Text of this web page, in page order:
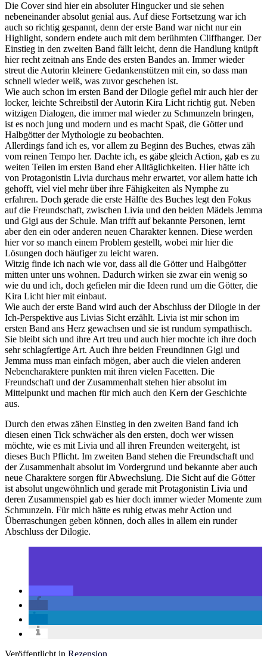
Die Cover sind hier ein absoluter Hingucker und sie sehen
nebeneinander absolut genial aus. Auf diese Fortsetzung war ich
auch so richtig gespannt, denn der erste Band war nicht nur ein
Highlight, sondern endete auch mit dem berühmten Cliffhanger. Der
Einstieg in den zweiten Band fällt leicht, denn die Handlung knüpft
hier recht zeitnah ans Ende des ersten Bandes an. Immer wieder
streut die Autorin kleinere Gedankenstützen mit ein, so dass man
schnell wieder weiß, was zuvor geschehen ist.
Wie auch schon im ersten Band der Dilogie gefiel mir auch hier der
locker, leichte Schreibstil der Autorin Kira Licht richtig gut. Neben
witzigen Dialogen, die immer mal wieder zu Schmunzeln bringen,
ist es noch jung und modern und es macht Spaß, die Götter und
Halbgötter der Mythologie zu beobachten.
Allerdings fand ich es, vor allem zu Beginn des Buches, etwas zäh
vom reinen Tempo her. Dachte ich, es gäbe gleich Action, gab es zu
weiten Teilen im ersten Band eher Alltäglichkeiten. Hier hätte ich
von Protagonistin Livia durchaus mehr erwartet, vor allem hatte ich
gehofft, viel viel mehr über ihre Fähigkeiten als Nymphe zu
erfahren. Doch gerade die erste Hälfte des Buches legt den Fokus
auf die Freundschaft, zwischen Livia und den beiden Mädels Jemma
und Gigi aus der Schule. Man trifft auf bekannte Personen, lernt
aber den ein oder anderen neuen Charakter kennen. Diese werden
hier vor so manch einem Problem gestellt, wobei mir hier die
Lösungen doch häufiger zu leicht waren.
Witzig finde ich nach wie vor, dass all die Götter und Halbgötter
mitten unter uns wohnen. Dadurch wirken sie zwar ein wenig so
wie du und ich, doch gefielen mir die Ideen rund um die Götter, die
Kira Licht hier mit einbaut.
Wie auch der erste Band wird auch der Abschluss der Dilogie in der
Ich-Perspektive aus Livias Sicht erzählt. Livia ist mir schon im
ersten Band ans Herz gewachsen und sie ist rundum sympathisch.
Sie bleibt sich und ihre Art treu und auch hier mochte ich ihre doch
sehr schlagfertige Art. Auch ihre beiden Freundinnen Gigi und
Jemma muss man einfach mögen, aber auch die vielen anderen
Nebencharaktere punkten mit ihren vielen Facetten. Die
Freundschaft und der Zusammenhalt stehen hier absolut im
Mittelpunkt und machen für mich auch den Kern der Geschichte
aus.
Durch den etwas zähen Einstieg in den zweiten Band fand ich
diesen einen Tick schwächer als den ersten, doch wer wissen
möchte, wie es mit Livia und all ihren Freunden weitergeht, ist
dieses Buch Pflicht. Im zweiten Band stehen die Freundschaft und
der Zusammenhalt absolut im Vordergrund und bekannte aber auch
neue Charaktere sorgen für Abwechslung. Die Sicht auf die Götter
ist absolut ungewöhnlich und gerade mit Protagonistin Livia und
deren Zusammenspiel gab es hier doch immer wieder Momente zum
Schmunzeln. Für mich hätte es ruhig etwas mehr Action und
Überraschungen geben können, doch alles in allem ein runder
Abschluss der Dilogie.